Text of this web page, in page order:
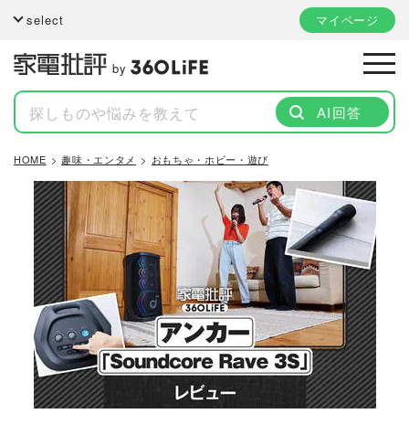
select マイページ
by
AI回答
HOME 趣味・エンタメ おもちゃ・ホビー・遊び